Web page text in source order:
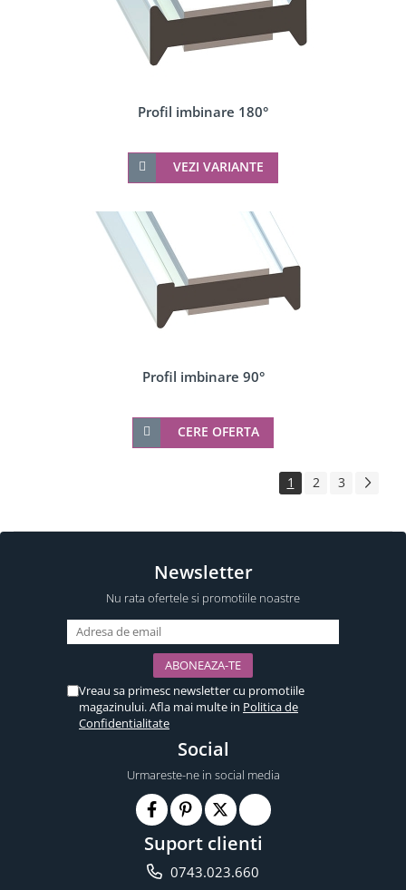
Profil imbinare 180°
VEZI VARIANTE
Profil imbinare 90°
CERE OFERTA
1 2 3
Newsletter
Nu rata ofertele si promotiile noastre
Vreau sa primesc newsletter cu promotiile
magazinului. Afla mai multe in Politica de
Confidentialitate
Social
Urmareste-ne in social media
Suport clienti
0743.023.660